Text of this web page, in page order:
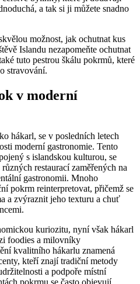
a tak si ji můžete snadno
možnost, jak ochutnat kus
Islandu nezapomeňte ochutnat
tuto pestrou škálu pokrmů, které
stravování.
v moderní
hákarl, se v posledních letech
moderní gastronomie. Tento
s islandskou kulturou, se
restaurací zaměřených na
gastronomii. Mnoho
pokrm reinterpretovat, přičemž se
a zvýraznit jeho texturu a chuť
kuriozitu, nyní však hákarl
foodies a milovníky
kvalitního hákarlu znamená
kteří znají tradiční metody
a podpoře místní
pokrmu se často objevují